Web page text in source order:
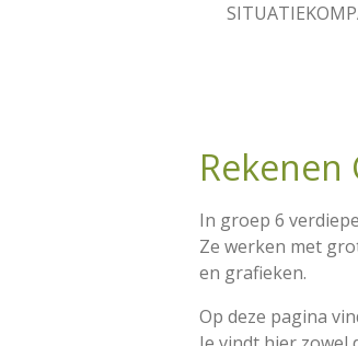
In groep 6
Ze werken met
en grafieken.
Op deze pagina